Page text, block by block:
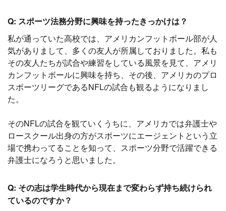
Q: スポーツ法務分野に興味を持ったきっかけは？
私が通っていた高校では、アメリカンフットボール部が人
気がありまして、多くの友人が所属しておりました。私も
その友人たちが試合や練習をしている風景を見て、アメリ
カンフットボールに興味を持ち、その後、アメリカのプロ
スポーツリーグであるNFLの試合も観るようになりまし
た。
そのNFLの試合を観ていくうちに、アメリカでは弁護士や
ロースクール出身の方がスポーツにエージェントという立
場で携わってることを知って、スポーツ分野で活躍できる
弁護士になろうと思いました。
Q: その志は学生時代から現在まで変わらず持ち続けられ
ているのですか？